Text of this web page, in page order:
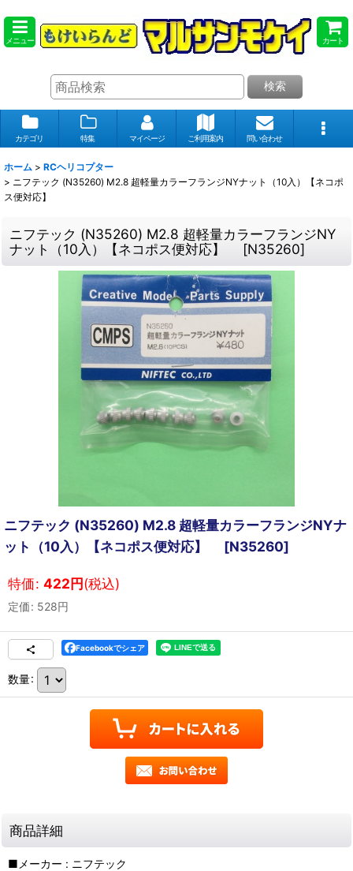
メニュー カート
検索
カテゴリ 特集 マイページ ご利用案内 問い合わせ
ホーム > RCヘリコプター
> ニフテック (N35260) M2.8 超軽量カラーフランジNYナット（10入）【ネコポ
ス便対応】
ニフテック (N35260) M2.8 超軽量カラーフランジNY
ナット（10入）【ネコポス便対応】
[N35260]
ニフテック (N35260) M2.8 超軽量カラーフランジNYナ
ット（10入）【ネコポス便対応】
[N35260]
特価: 422円(税込)
定価: 528円
Facebookでシェア
数量:
商品詳細
■メーカー : ニフテック